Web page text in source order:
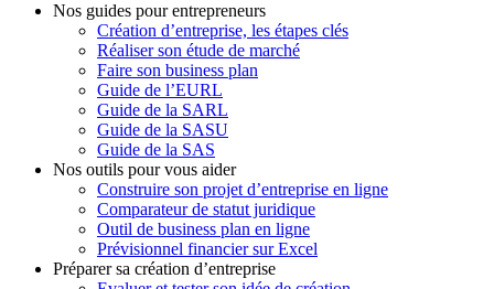
Nos guides pour entrepreneurs
Création d’entreprise, les étapes clés
Réaliser son étude de marché
Faire son business plan
Guide de l’EURL
Guide de la SARL
Guide de la SASU
Guide de la SAS
Nos outils pour vous aider
Construire son projet d’entreprise en ligne
Comparateur de statut juridique
Outil de business plan en ligne
Prévisionnel financier sur Excel
Préparer sa création d’entreprise